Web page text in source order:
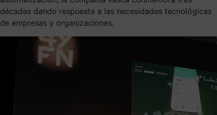
décadas dando respuesta a las necesidades tecnológicas
de empresas y organizaciones.